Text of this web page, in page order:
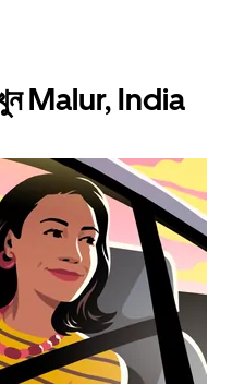
Malur, India